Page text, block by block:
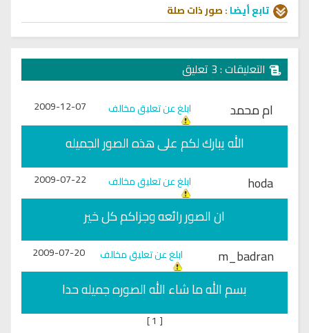
تابع أيضا:صورذات صلة
التعليقات : 3 تعليق
ام محمد ابلغ عن تعليق مخالف 2009-12-07
الله يبارك لكم على هذه الصور الجميله
hoda
ابلغ عن تعليق مخالف 2009-07-22
ان الصور رائعه وجزاكم كل خير
m_badran
ابلغ عن تعليق مخالف 2009-07-20
بسم الله ما شاء الله الصوره جميله حدا
[
]